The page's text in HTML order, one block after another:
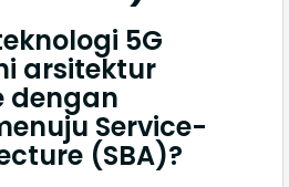
5G
arsitektur
dengan
Service-
(SBA)?